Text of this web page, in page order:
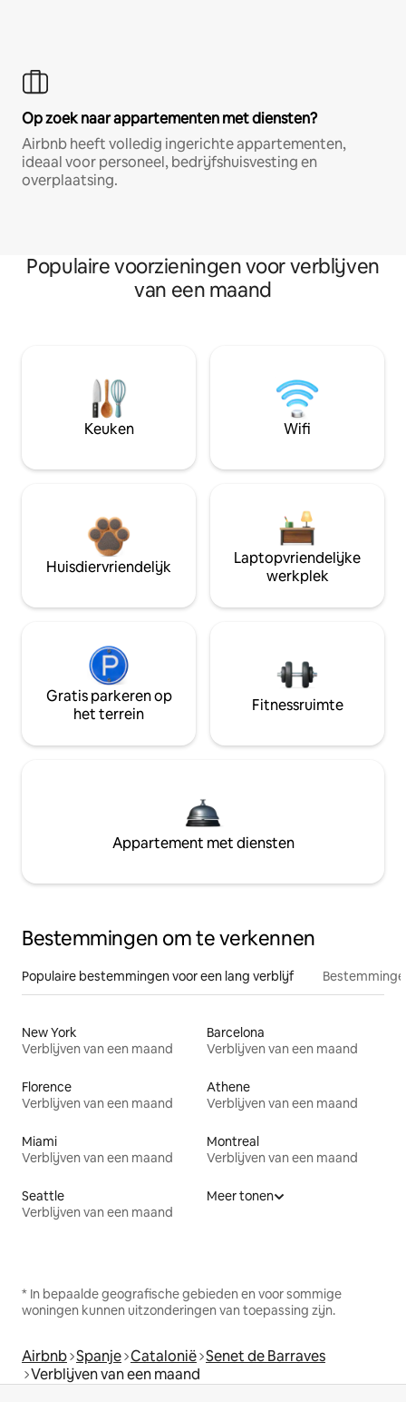
Op zoek naar appartementen met diensten?
Airbnb heeft volledig ingerichte appartementen,
ideaal voor personeel, bedrijfshuisvesting en
overplaatsing.
Populaire voorzieningen voor verblijven
van een maand
Keuken Wifi
Huisdiervriendelijk
Laptopvriendelijke
werkplek
Gratis parkeren op
het terrein
Fitnessruimte
Appartement met diensten
Bestemmingen om te verkennen
Populaire bestemmingen voor een lang verblijf
New York
Verblijven van een maand
Barcelona
Verblijven van een maand
Florence
Verblijven van een maand
Athene
Verblijven van een maand
Miami
Verblijven van een maand
Montreal
Verblijven van een maand
Seattle
Verblijven van een maand
Meer tonen
* In bepaalde geografische gebieden en voor sommige
woningen kunnen uitzonderingen van toepassing zijn.
Airbnb Spanje Catalonië Senet de Barraves
Verblijven van een maand